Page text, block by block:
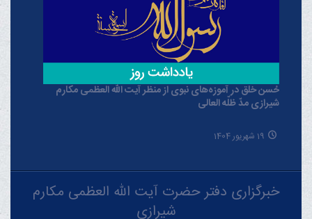
حُسن خلق در آموزه‌های نبوی از منظر آیت الله العظمی مکارم
شیرازی مدّ ظلّه العالی
19 شهریور 1404
خبرگزاری دفتر حضرت آیت الله العظمی مکارم
شیرازی